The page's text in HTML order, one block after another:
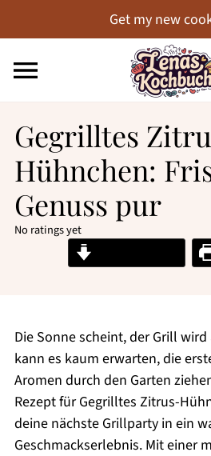
Get my new
Gegrilltes
Hühnchen:
Genuss pur
No ratings yet
Die Sonne scheint, der Grill
kann es kaum erwarten, die
Aromen durch den Garten
Rezept für Gegrilltes Zitrus-
deine nächste Grillparty in ein
Geschmackserlebnis. Mit einer